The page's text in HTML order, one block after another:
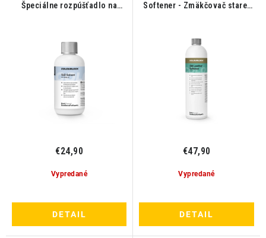
Špeciálne rozpúšťadlo na
Vypredané
€24,90
DETAIL
Softener - Zmäkčovač starej
Vypredané
€47,90
DETAIL